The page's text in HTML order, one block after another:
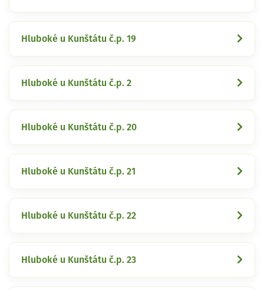
Hluboké u Kunštátu č.p. 19
Hluboké u Kunštátu č.p. 2
Hluboké u Kunštátu č.p. 20
Hluboké u Kunštátu č.p. 21
Hluboké u Kunštátu č.p. 22
Hluboké u Kunštátu č.p. 23